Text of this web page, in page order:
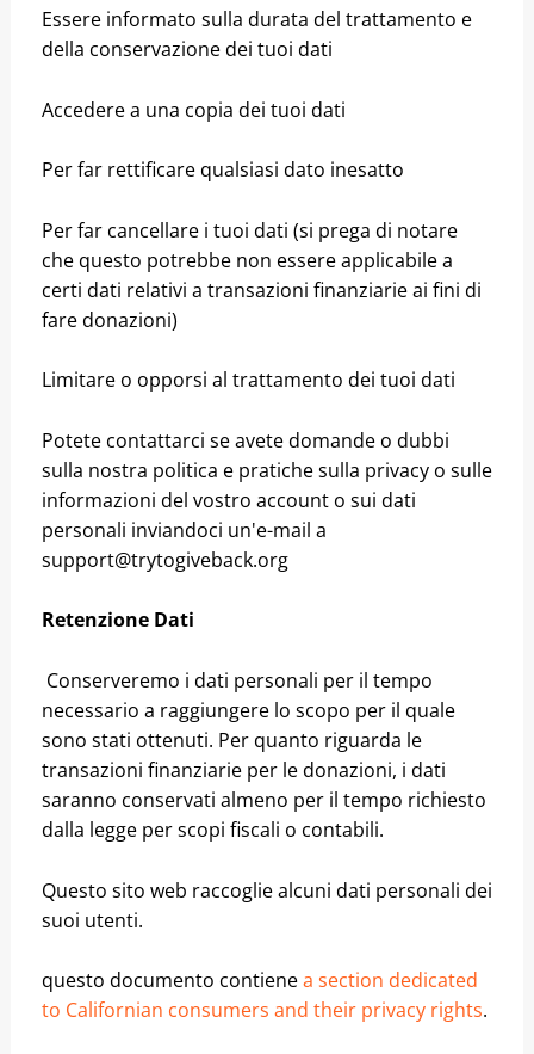
Essere informato sulla durata del trattamento e
della conservazione dei tuoi dati
Accedere a una copia dei tuoi dati
Per far rettificare qualsiasi dato inesatto
Per far cancellare i tuoi dati (si prega di notare
che questo potrebbe non essere applicabile a
certi dati relativi a transazioni finanziarie ai fini di
fare donazioni)
Limitare o opporsi al trattamento dei tuoi dati
Potete contattarci se avete domande o dubbi
sulla nostra politica e pratiche sulla privacy o sulle
informazioni del vostro account o sui dati
personali inviandoci un'e-mail a
support@trytogiveback.org
Retenzione Dati
Conserveremo i dati personali per il tempo
necessario a raggiungere lo scopo per il quale
sono stati ottenuti. Per quanto riguarda le
transazioni finanziarie per le donazioni, i dati
saranno conservati almeno per il tempo richiesto
dalla legge per scopi fiscali o contabili.
Questo sito web raccoglie alcuni dati personali dei
suoi utenti.
questo documento contienea section dedicated
to Californian consumers and their privacy rights.